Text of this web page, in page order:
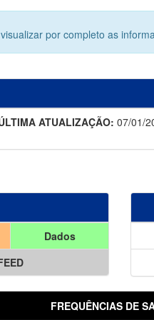
por completo as
ATUALIZAÇÃO: 07/01/
Dados
FREQUÊNCIAS DE